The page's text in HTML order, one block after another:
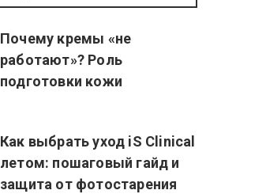
Почему кремы «не
работают»? Роль
подготовки кожи
Как выбрать уход iS Clinical
летом: пошаговый гайд и
защита от фотостарения